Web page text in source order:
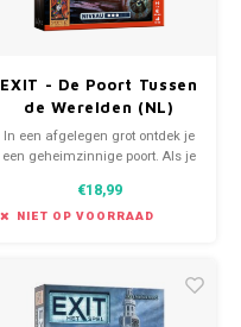
EXIT - De Poort Tussen
de Werelden (NL)
In een afgelegen grot ontdek je
een geheimzinnige poort. Als je
ineens in een duistere,
buitenaardse omgeving. Waar
€18,99
NIET OP VOORRAAD